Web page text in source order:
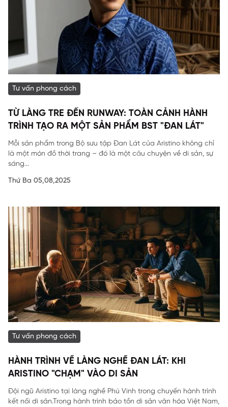
Tư vấn phong cách
TỪ LÀNG TRE ĐẾN RUNWAY: TOÀN CẢNH HÀNH
TRÌNH TẠO RA MỘT SẢN PHẨM BST "ĐAN LÁT"
Mỗi sản phẩm trong Bộ sưu tập Đan Lát của Aristino không chỉ
là một món đồ thời trang – đó là một câu chuyện về di sản, sự
sáng...
Thứ Ba 05,08,2025
Tư vấn phong cách
HÀNH TRÌNH VỀ LÀNG NGHỀ ĐAN LÁT: KHI
ARISTINO "CHẠM" VÀO DI SẢN
Đội ngũ Aristino tại làng nghề Phú Vinh trong chuyến hành trình
kết nối di sản.Trong hành trình bảo tồn di sản văn hóa Việt Nam,